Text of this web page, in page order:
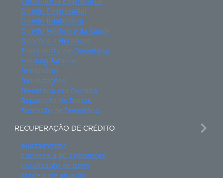
Advogado em Inventário
Conheça BC Cobranças
Consultoria Empresarial
Direito Empresarial
Direito Imobiliário
Direito Médico e da Saúde
Doações e Heranças
Especialista em Inventário
Holding Familiar
Imobiliário
Indenizações
Inventário em Curitiba
Sucessão de Inventário
RECUPERAÇÃO DE CRÉDITO